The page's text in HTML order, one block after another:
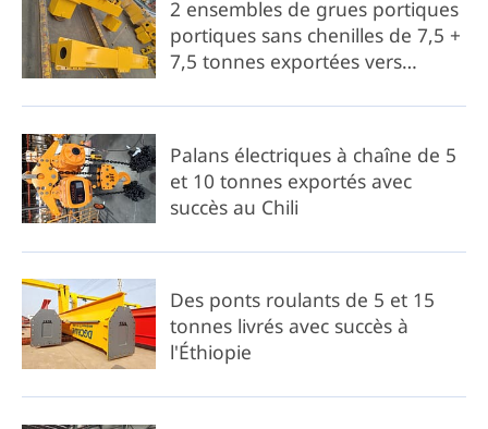
2 ensembles de grues portiques
portiques sans chenilles de 7,5 +
7,5 tonnes exportées vers
Palans électriques à chaîne de 5
et 10 tonnes exportés avec
succès au Chili
Des ponts roulants de 5 et 15
tonnes livrés avec succès à
l'Éthiopie